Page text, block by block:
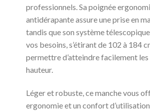
professionnels. Sa poignée
antidérapante assure une prise en
tandis que son système télescopique
vos besoins, s’étirant de 102 à 184
permettre d’atteindre facilement les
hauteur.
Léger et robuste, ce manche vous
ergonomie et un confort